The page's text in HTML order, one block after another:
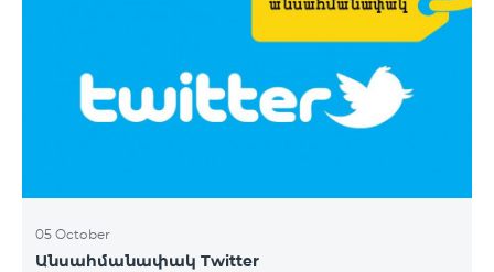
05 October
Անսահմանափակ Twitter